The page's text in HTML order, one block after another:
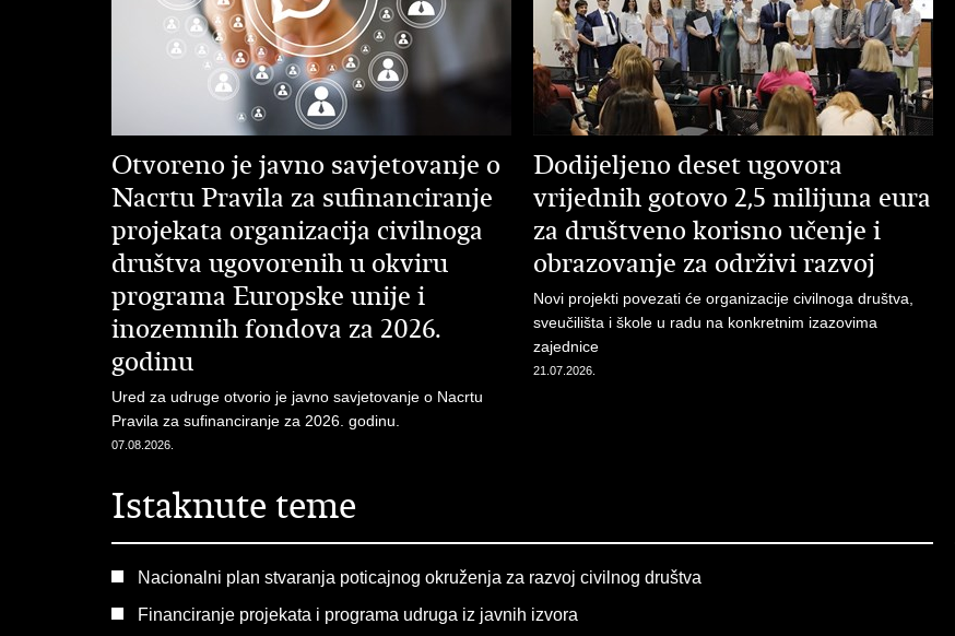
Otvoreno je javno savjetovanje o
Nacrtu Pravila za sufinanciranje
projekata organizacija civilnoga
društva ugovorenih u okviru
programa Europske unije i
inozemnih fondova za 2026.
godinu
Ured za udruge otvorio je javno savjetovanje o Nacrtu
Pravila za sufinanciranje za 2026. godinu.
07.08.2026.
Dodijeljeno deset ugovora
vrijednih gotovo 2,5 milijuna eura
za društveno korisno učenje i
obrazovanje za održivi razvoj
Novi projekti povezati će organizacije civilnoga društva,
sveučilišta i škole u radu na konkretnim izazovima
zajednice
21.07.2026.
Istaknute teme
Nacionalni plan stvaranja poticajnog okruženja za razvoj civilnog društva
Financiranje projekata i programa udruga iz javnih izvora